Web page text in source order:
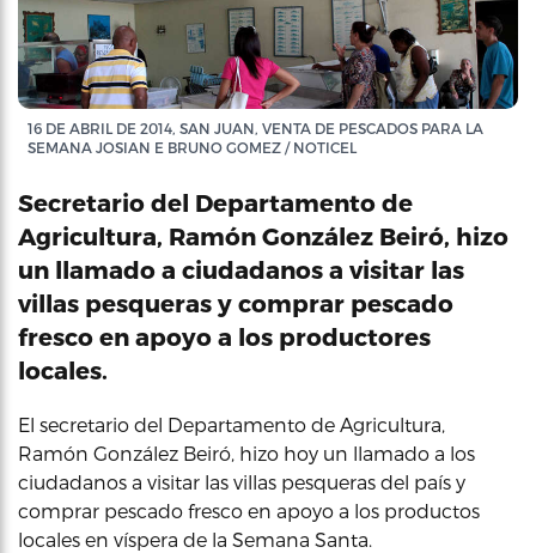
16 DE ABRIL DE 2014, SAN JUAN, VENTA DE PESCADOS PARA LA
SEMANA JOSIAN E BRUNO GOMEZ / NOTICEL
Secretario del Departamento de
Agricultura, Ramón González Beiró, hizo
un llamado a ciudadanos a visitar las
villas pesqueras y comprar pescado
fresco en apoyo a los productores
locales.
El secretario del Departamento de Agricultura,
Ramón González Beiró, hizo hoy un llamado a los
ciudadanos a visitar las villas pesqueras del país y
comprar pescado fresco en apoyo a los productos
locales en víspera de la Semana Santa.